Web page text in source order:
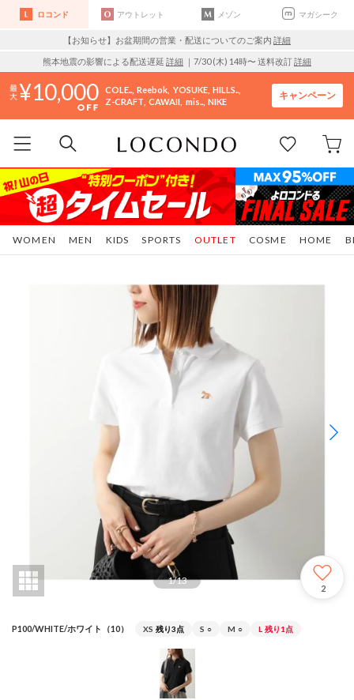
ロコンド アウトレット メゾン マガシーク
【お知らせ】お盆期間の営業・配送についてのご案内 詳細
熊本地震の影響による配送遅延 詳細 ｜7/30 (木) 14時〜 送料改訂詳細
10,000 COLE.. Reebok YOSUKE HILLS..
Z-CRAFT CAWAII mis.. NIKE
キャンペーン
WOMEN MEN KIDS SPORTS COSME HOME
OUTLET
1/13
2
P100/WHITE/ホワイト（10） XS 残り3点 S ○ M ○ L 残り1点